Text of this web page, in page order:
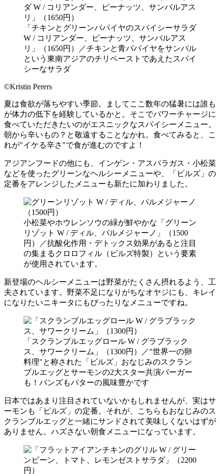
「チキンとグリーンパパイヤのスパイシーサラダ
W / コリアンダー、ピーナッツ、サンバルアス
リ」（1650円）／チキンと青パパイヤをサンバル
という東南アジアのチリペーストであえたスパイ
シーなサラダ
©Kristin Perers
夏は食欲が落ちやすい季節。ましてここ数年の猛暑には誰も
が体力の低下を経験しているかと。そこでパワーチャージに
食べていただきたいのがエスニックなスパイシーメニュー。
朝から辛いもの？と敬遠することなかれ。食べてみると、こ
れが"イケる辛さ"で食が進むのですよ！
アジアンフードの他にも、インゲン・アスパラガス・小松菜
などを使ったグリーンなヘルシーメニューや、「ビルズ」の
定番をアレンジしたメニューも新たに加わりました。
小松菜やホウレンソウの緑が鮮やかな「グリーン
リゾット W / ディル、パルメジャーノ」（1500
円）／抗酸化作用・デトックス効果があると注目
の集まるクロロフィル（ビルズ特製）という要素
が使用されています。
新登場のヘルシーメニューは野菜がたくさん摂れるよう、工
夫されています。野菜不足になりがちなオヤジにも、キレイ
になりたいニキータにもぴったりなメニューですね。
「スクランブルエッグロール W / グラブラック
ス、サワークリーム」（1300円）／"世界一の卵
料理"と称された「ビルズ」おなじみのスクラン
ブルエッグとサーモンの2大スター共演バーガー
も！バンズもバターの風味豊かです
日本ではあまり注目されていないかもしれませんが、実はサ
ーモンも「ビルズ」の定番。それが、こちらもおなじみのス
クランブルエッグと一緒にサンドされて美味しくないはずが
ありません。ハズさない朝食メニューになっています。